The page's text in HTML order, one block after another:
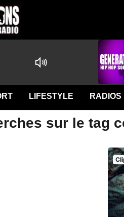
LIFESTYLE RADIOS
sur le tag